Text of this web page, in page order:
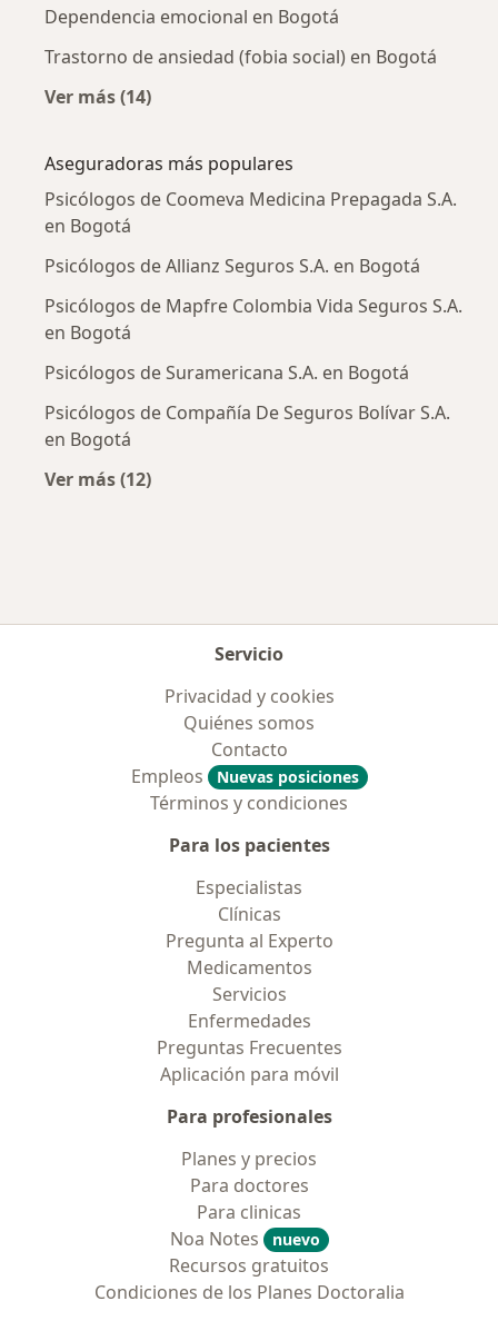
Dependencia emocional en Bogotá
Trastorno de ansiedad (fobia social) en Bogotá
Ver más (14)
Aseguradoras más populares
Psicólogos de Coomeva Medicina Prepagada S.A.
en Bogotá
Psicólogos de Allianz Seguros S.A. en Bogotá
Psicólogos de Mapfre Colombia Vida Seguros S.A.
en Bogotá
Psicólogos de Suramericana S.A. en Bogotá
Psicólogos de Compañía De Seguros Bolívar S.A.
en Bogotá
Ver más (12)
Servicio
Privacidad y cookies
Quiénes somos
Contacto
Empleos
Nuevas posiciones
Términos y condiciones
Para los pacientes
Especialistas
Clínicas
Pregunta al Experto
Medicamentos
Servicios
Enfermedades
Preguntas Frecuentes
Aplicación para móvil
Para profesionales
Planes y precios
Para doctores
Para clinicas
Noa Notes
nuevo
Recursos gratuitos
Condiciones de los Planes Doctoralia